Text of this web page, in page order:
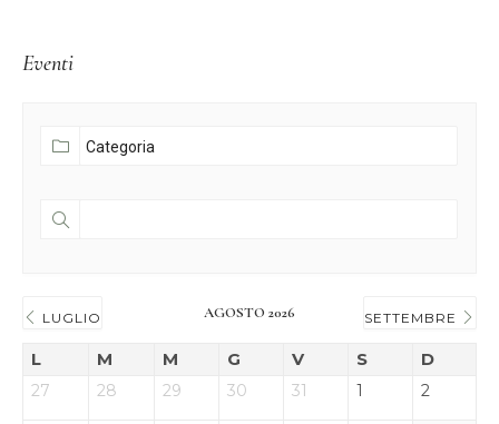
Eventi
LUGLIO AGOSTO 2026 SETTEMBRE
L M M G V S D
27 28 29 30 31 1 2